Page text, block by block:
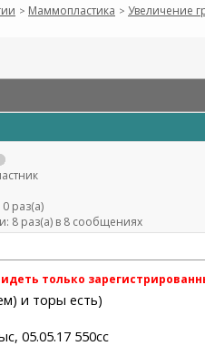
> Маммопластика > Увеличение
раз(а)
8 раз(а) в 8 сообщениях
только
и торы есть)
05.05.17 550сс